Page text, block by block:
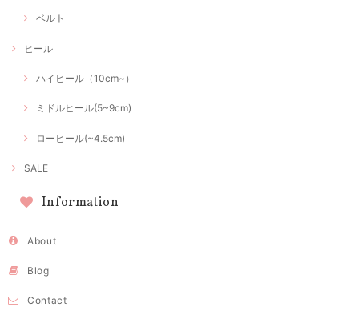
ベルト
ヒール
ハイヒール（10cm~）
ミドルヒール(5~9cm)
ローヒール(~4.5cm)
SALE
Information
About
Blog
Contact